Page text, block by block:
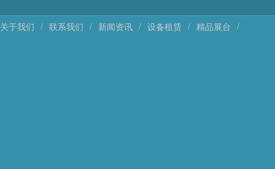
关于我们 / 联系我们 / 新闻资讯 / 设备租赁 / 精品展台 /